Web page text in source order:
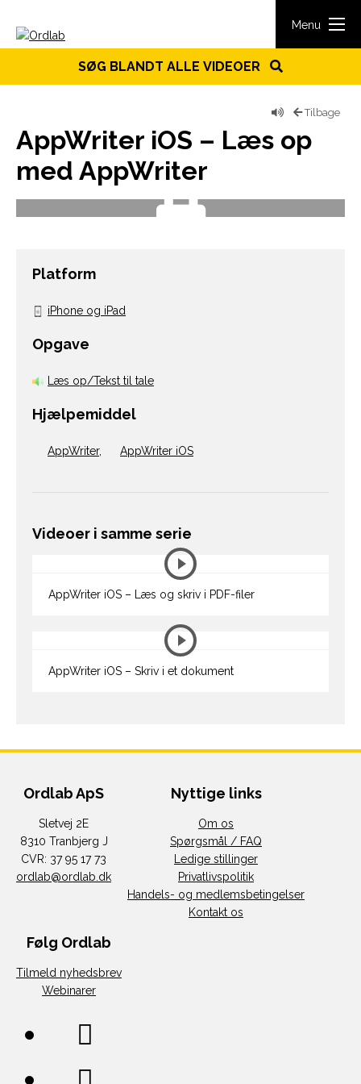
Menu
SØG BLANDT ALLE VIDEOER
Tilbage
AppWriter iOS – Læs op
med AppWriter
Platform
iPhone og iPad
Opgave
Læs op/Tekst til tale
Hjælpemiddel
AppWriter, AppWriter iOS
Videoer i samme serie
AppWriter iOS – Læs og skriv i PDF-filer
AppWriter iOS – Skriv i et dokument
Ordlab ApS
Sletvej 2E
8310 Tranbjerg J
CVR: 37 95 17 73
ordlab@ordlab.dk
Nyttige links
Om os
Spørgsmål / FAQ
Ledige stillinger
Privatlivspolitik
Handels- og medlemsbetingelser
Kontakt os
Følg Ordlab
Tilmeld nyhedsbrev
Webinarer